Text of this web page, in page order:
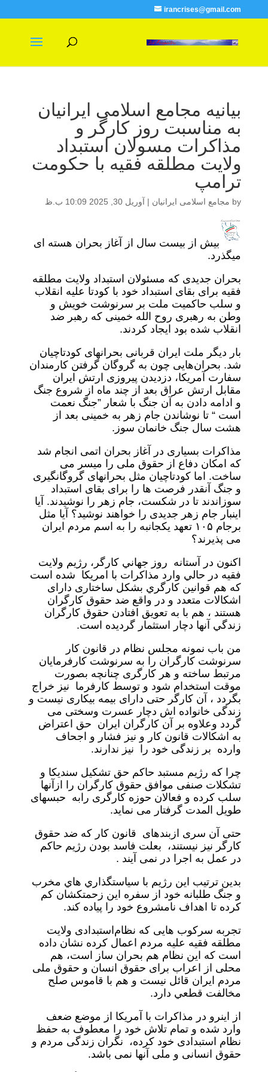
irancrises@gmail.com
بیانیه مجامع اسلامی ایرانیان
به مناسبت روز کارگر و
مذاکرات مسولان استبداد
ولایت مطلقه فقیه با حکومت
ترامپ
by مجامع اسلامی ایرانیان | آوریل 30, 2025 10:09 ب.ظ
بیش از بیست سال از آغاز بحران هسته ای
میگذرد.
بحران جدیدی که مسئولان استبداد ولایت مطلقه
فقیه برای بقای استبداد خود با کودتا علیه انقلاب
و سلب حاکمیت ملت بر سرنوشت خویش و
وطن به رهبری روح الله خمینی که رهبر ضد
انقلاب شده بود ایجاد کردند.
بار دیگر ملت ایران قربانی بحرانهای کودتاچیان
شد. بحران‌هایی چون به گروگان گرفتن کارمندان
سفارت آمریکا، دزدیدن پیروزی ارتش ایران
مقابل ارتش عراق بعد از چند ماه از شروع جنگ
و ادامه دادن به آن جنگ با شعار ‌”جنگ نعمت
است “ تا نوشاندن جام زهر به خمینی بعد از
هشت سال جنگ خانمان سوز.
مذاکرات بسیاری در آغاز بحران اتمی انجام شد
که امکان دفاع از حقوق ملی را میسر می
ساخت. اما کودتاچیان مثل بحرانهای گروگانگیری
و جنگ آنقدر فرصت ها را برای بقای استبداد
سوزاندند تا در شکست، جام زهر را نوشیدند. آیا
اینبار جام زهر جدیدی را خواهند نوشید؟ آیا مثل
برجام ۱۰۵ تعهد یکجانبه را به اسم مردم ایران
می پذیرند؟
اكنون در آستانه روز جهاني كارگر، رژيم ولايت
فقيه در حالي وارد مذاكرات با امريكا شده است
كه هم قوانين كارگري بشکل ساختاری دارای
اشکالات متعدد و در واقع ضد حقوق كارگران
هستند ، هم با به تعويق افتادن حقوق كارگران
زندگي آنها دچار استثمار گرديده است.
من باب نمونه مجلس نظام در قانون کار
سرنوشت کارگران را به سرنوشت کارفرمایان
مرتبط ساخته و هر کارگری چنانچه بصورت
موقت استخدام شود و توسط کارفرما نیز خراج
بگردد ، آن کارگر حتی دارای بیمه بیکاری نیست و
زندگی خانواده اش دچار عسرت وسختی می
گردد وعلاوه بر آن کارگران ایران حق اعتراض
به اشکالات قانون کار و نیز فشار و اجحاف
وارده بر زندگی خود را نیز ندارند.
چرا که رژیم مستبد حاکم حق تشکیل سندیکا و
تشکلات صنفی موافق حقوق کارگران را ازآنها
سلب کرده و فعالان حوزه کارگری رابه حبسهای
طویل المدت گرفتار می نماید.
حتی آن سری ازبندهای قانون کار که ضد حقوق
کارگر نیز نیستند، بعلت فاسد بودن رژیم حاکم
در عمل به اجرا در نمی آیند .
بدین ترتیب اين رژيم با سياستگذاري هاي مخرب
و جنگ طلبانه خود از سفره اين زحمتكشان کم
کرده تا اهداف نامشروع خود را پیاده کند.
تجربه سرکوب هایی که نظام‌استبدادی ولایت
مطلقه فقیه علیه مردم اعمال کرده نشان داده
است که این نظام هم بحران ساز است، هم
محلی از اعراب برای حقوق انسان و حقوق ملی
مردم ایران قائل نيست و هم با قاموس صلح
مخالفت قطعي دارد.
از اينرو در مذاكرات با آمريكا از موضع ضعف
وارد شده و تمام تلاش خود را معطوف به حفظ
نظام‌ استبدادی خود کرده، نگران زندگی مردم و
حقوق انسانی و ملی آنها نمی باشد.